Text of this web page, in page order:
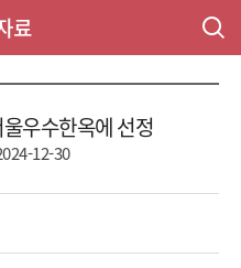
료
우수한옥에 선정
12-30